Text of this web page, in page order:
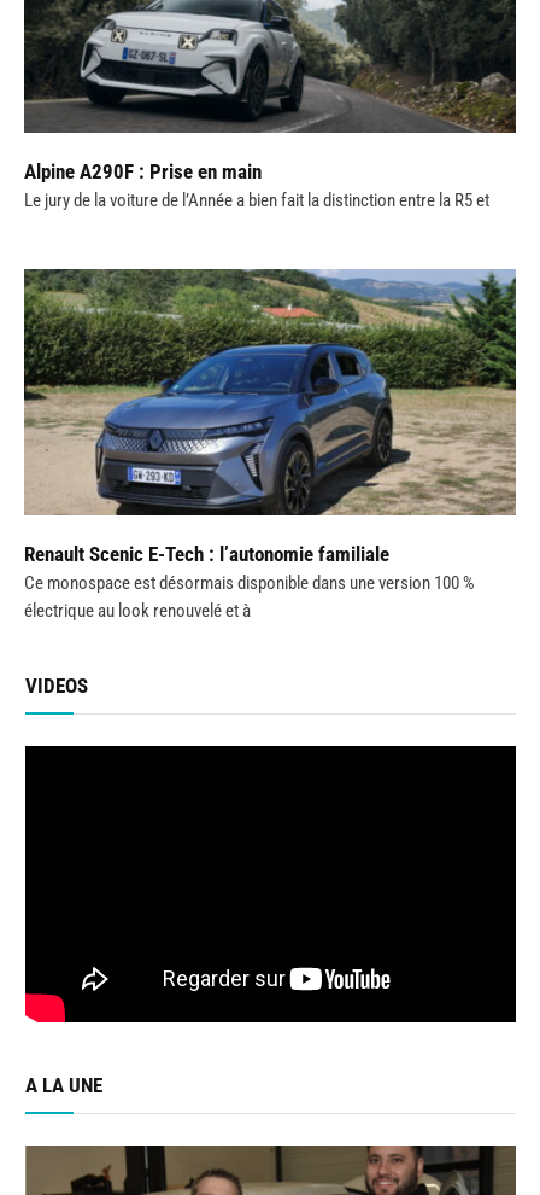
Alpine A290F : Prise en main
Le jury de la voiture de l’Année a bien fait la distinction entre la R5 et
Renault Scenic E-Tech : l’autonomie familiale
Ce monospace est désormais disponible dans une version 100 %
électrique au look renouvelé et à
VIDEOS
A LA UNE